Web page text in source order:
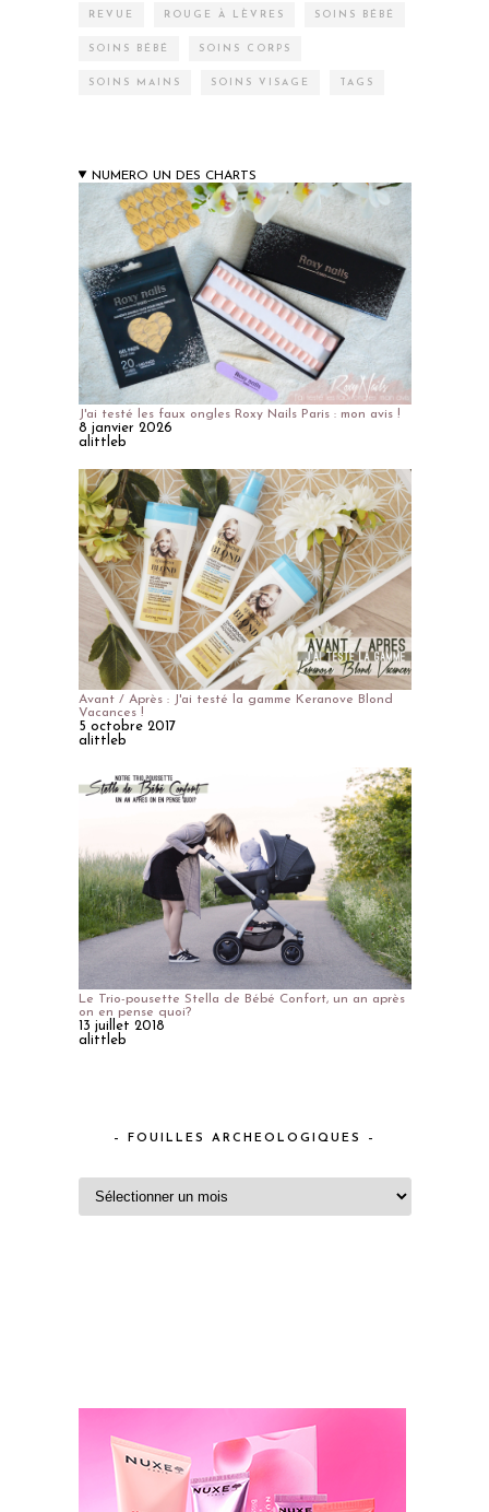
REVUE ROUGE À LÈVRES SOINS BÉBÉ
SOINS BÉBÉ SOINS CORPS
SOINS MAINS SOINS VISAGE TAGS
NUMERO UN DES CHARTS
J'ai testé les faux ongles Roxy Nails Paris : mon avis !
8 janvier 2026
alittleb
Avant / Après : J'ai testé la gamme Keranove Blond
Vacances !
5 octobre 2017
alittleb
Le Trio-pousette Stella de Bébé Confort, un an après
on en pense quoi?
13 juillet 2018
alittleb
– FOUILLES ARCHEOLOGIQUES –